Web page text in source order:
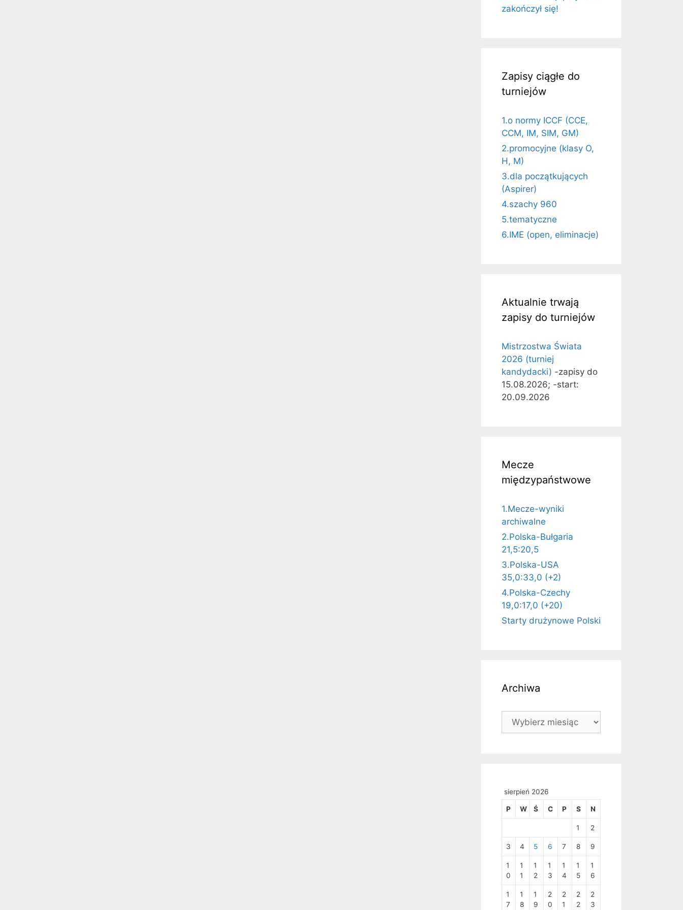
zakończył się!
Zapisy ciągłe do
turniejów
1.o normy ICCF (CCE,
CCM, IM, SIM, GM)
2.promocyjne (klasy O,
H, M)
3.dla początkujących
(Aspirer)
4.szachy 960
5.tematyczne
6.IME (open, eliminacje)
Aktualnie trwają
zapisy do turniejów
Mistrzostwa Świata
2026 (turniej
kandydacki) -zapisy do
15.08.2026; -start:
20.09.2026
Mecze
międzypaństwowe
1.Mecze-wyniki
archiwalne
2.Polska-Bułgaria
21,5:20,5
3.Polska-USA
35,0:33,0 (+2)
4.Polska-Czechy
19,0:17,0 (+20)
Starty drużynowe Polski
Archiwa
Archiwa
sierpień 2026
P W Ś C P S N
1 2
3 4 5 6 7 8 9
1
0
1
1
1
2
1
3
1
4
1
5
1
6
1
7
1
8
1
9
2
0
2
1
2
2
2
3